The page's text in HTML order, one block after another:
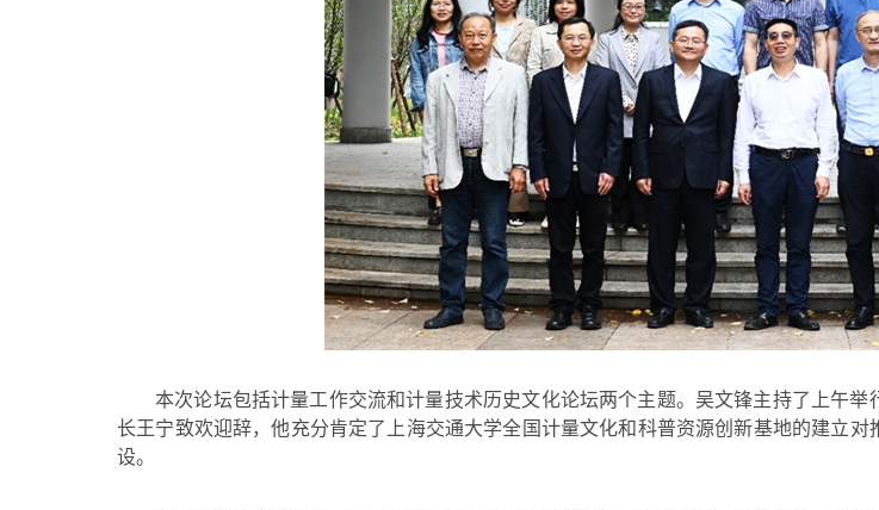
本次论坛包括计量工作交流和计量技术历史文化论坛两个主题。吴文锋主持了上午
长王宁致欢迎辞，他充分肯定了上海交通大学全国计量文化和科普资源创新基地的建立
设。